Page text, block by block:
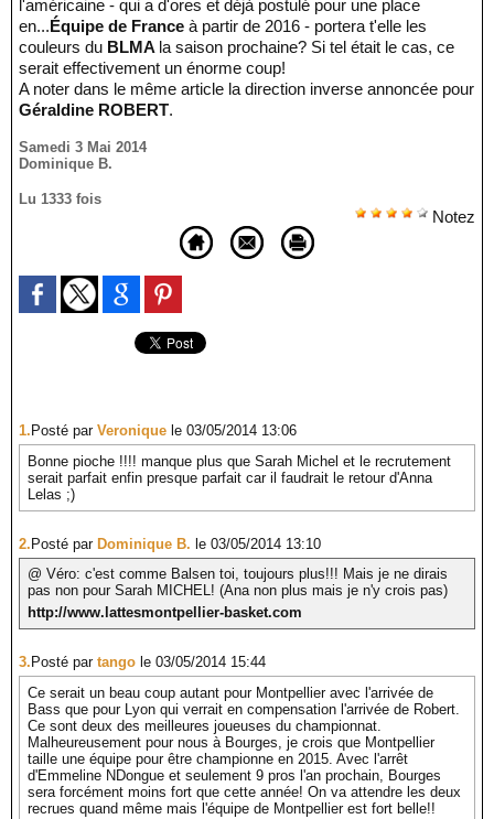
l'américaine - qui a d'ores et déjà postulé pour une place
en...Équipe de France à partir de 2016 - portera t'elle les
couleurs du BLMA la saison prochaine? Si tel était le cas, ce
serait effectivement un énorme coup!
A noter dans le même article la direction inverse annoncée pour
Géraldine ROBERT.
Samedi 3 Mai 2014
Dominique B.
Lu 1333 fois
Notez
1. Posté par Veronique le 03/05/2014 13:06
Bonne pioche !!!! manque plus que Sarah Michel et le recrutement
serait parfait enfin presque parfait car il faudrait le retour d'Anna
Lelas ;)
2.Posté par Dominique B. le 03/05/2014 13:10
@ Véro: c'est comme Balsen toi, toujours plus!!! Mais je ne dirais
pas non pour Sarah MICHEL! (Ana non plus mais je n'y crois pas)
http://www.lattesmontpellier-basket.com
3. Posté par tango le 03/05/2014 15:44
Ce serait un beau coup autant pour Montpellier avec l'arrivée de
Bass que pour Lyon qui verrait en compensation l'arrivée de Robert.
Ce sont deux des meilleures joueuses du championnat.
Malheureusement pour nous à Bourges, je crois que Montpellier
taille une équipe pour être championne en 2015. Avec l'arrêt
d'Emmeline NDongue et seulement 9 pros l'an prochain, Bourges
sera forcément moins fort que cette année! On va attendre les deux
recrues quand même mais l'équipe de Montpellier est fort belle!!